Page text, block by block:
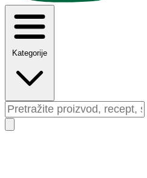
Kategorije